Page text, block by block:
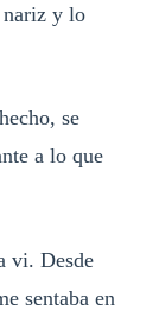
nariz y lo
se
a lo que
vi. Desde
sentaba en